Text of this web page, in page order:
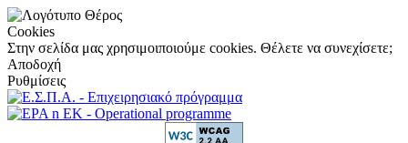
Cookies
Στην σελίδα μας χρησιμοιποιούμε cookies. Θέλετε να συνεχίσετε;
Αποδοχή
Ρυθμίσεις